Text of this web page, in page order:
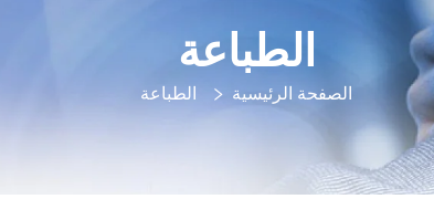
الطباعة
الصفحة الرئيسية الطباعة